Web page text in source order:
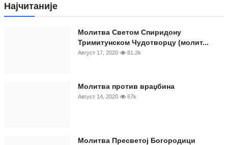
Најчитаније
Moлитва Светом Спиридону
Тримитунском Чудотворцу (молит...
Август 17, 2020 81.2k
Молитва против враџбина
Август 14, 2020 67k
Молитва Пресветој Богородици